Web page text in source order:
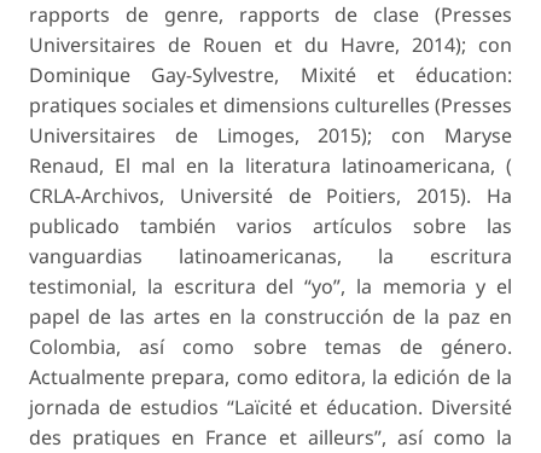
rapports de genre, rapports de clase (Presses
Universitaires de Rouen et du Havre, 2014); con
Dominique Gay-Sylvestre, Mixité et éducation:
pratiques sociales et dimensions culturelles (Presses
Universitaires de Limoges, 2015); con Maryse
Renaud, El mal en la literatura latinoamericana, (
CRLA-Archivos, Université de Poitiers, 2015). Ha
publicado también varios artículos sobre las
vanguardias latinoamericanas, la escritura
testimonial, la escritura del “yo”, la memoria y el
papel de las artes en la construcción de la paz en
Colombia, así como sobre temas de género.
Actualmente prepara, como editora, la edición de la
jornada de estudios “Laïcité et éducation. Diversité
des pratiques en France et ailleurs”, así como la